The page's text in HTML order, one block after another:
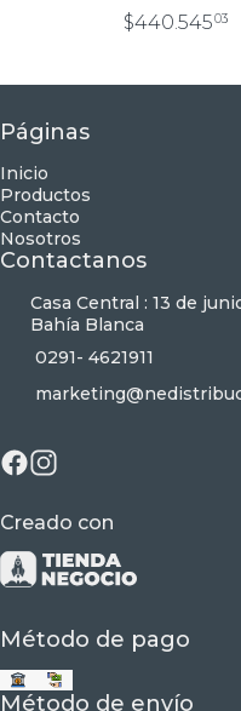
44X34X14
$440.54503
Páginas
Inicio
Productos
Contacto
Nosotros
Contactanos
Casa Central : 13 de
Bahía Blanca
0291- 4621911
Creado con
Método de pago
Método de envío